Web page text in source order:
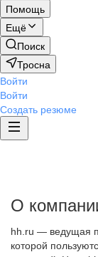
Помощь
Ещё
Поиск
Тросна
Войти
Войти
Создать резюме
О
hh.ru — ведущая
которой